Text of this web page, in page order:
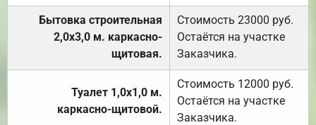
Бытовка строительная
2,0х3,0 м. каркасно-
щитовая.
Стоимость 23000 руб.
Остаётся на участке
Заказчика.
Туалет 1,0х1,0 м.
каркасно-щитовой.
Стоимость 12000 руб.
Остаётся на участке
Заказчика.